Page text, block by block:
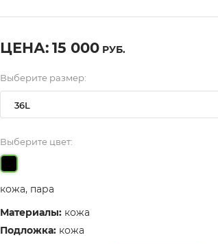
ЦЕНА: 15 000 РУБ.
Выберите размер:
36L
Выберите цвет:
кожа, пара
Материалы: кожа
Подложка: кожа